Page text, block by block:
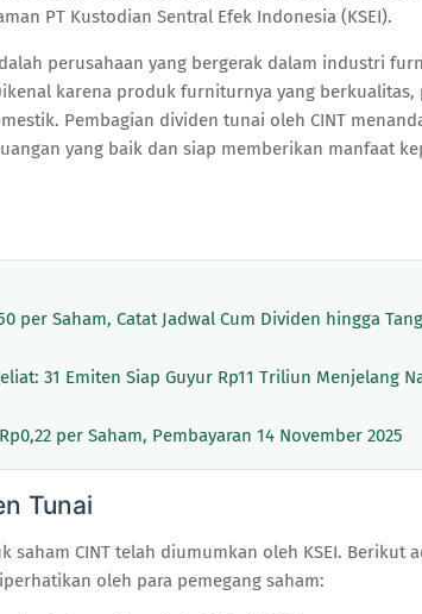
PT Kustodian Sentral Efek Indonesia (KSEI).
perusahaan yang bergerak dalam industri
karena produk furniturnya yang berkualitas,
Pembagian dividen tunai oleh CINT
yang baik dan siap memberikan manfaat
per Saham, Catat Jadwal Cum Dividen hingga
31 Emiten Siap Guyur Rp11 Triliun Menjelang
per Saham, Pembayaran 14 November 2025
Tunai
saham CINT telah diumumkan oleh KSEI. Berikut
oleh para pemegang saham: